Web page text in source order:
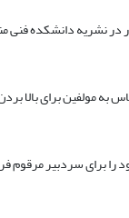
در نشریه دانشکده
مولفین برای بالا
برای سردبیر مرقوم